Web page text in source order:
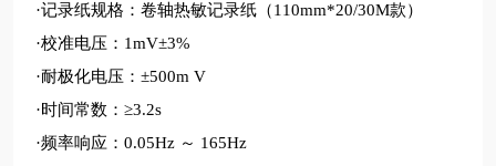
·记录纸规格：卷轴热敏记录纸（110mm*20/30M款）
·校准电压： 1mV±3%
·耐极化电压： ±500m V
·时间常数： ≥3.2s
·频率响应： 0.05Hz ～ 165Hz